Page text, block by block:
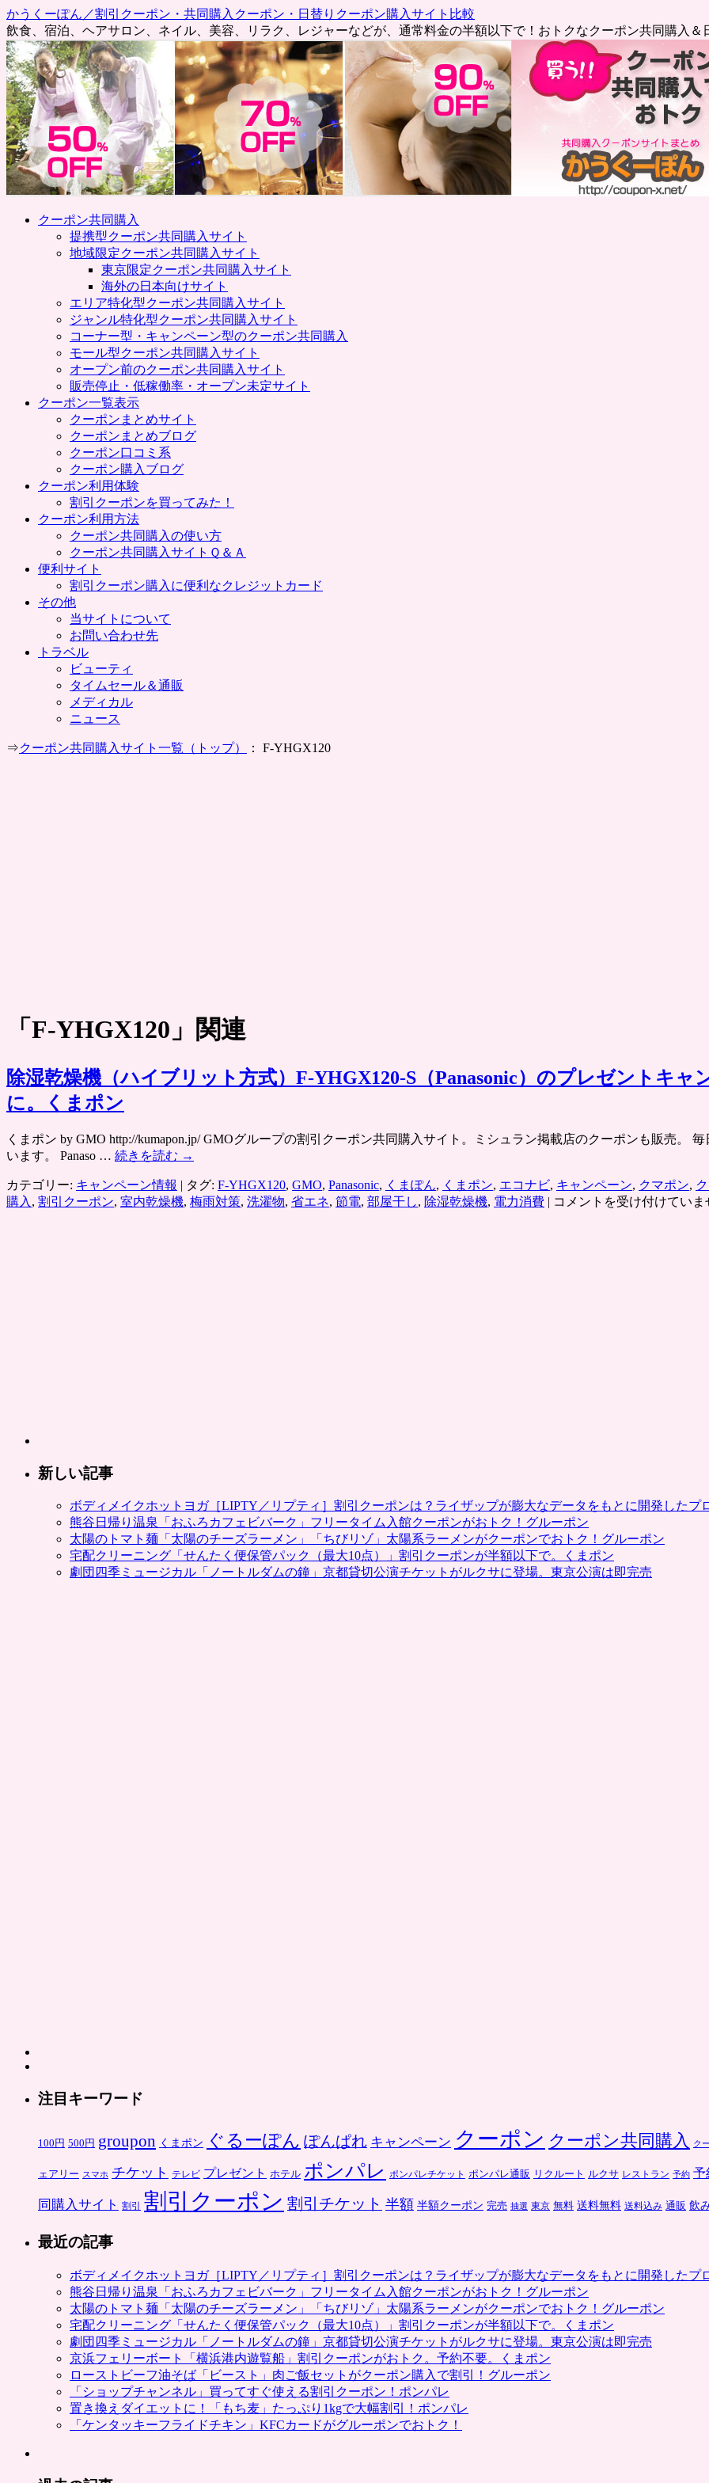
かうくーぽん／割引クーポン・共同購入クーポン・日替りクーポン購入サイト比較
飲食、宿泊、ヘアサロン、ネイル、美容、リラク、レジャーなどが、通常料金の半額以下で！おトクなクーポン共同購入
クーポン共同購入
提携型クーポン共同購入サイト
地域限定クーポン共同購入サイト
東京限定クーポン共同購入サイト
海外の日本向けサイト
エリア特化型クーポン共同購入サイト
ジャンル特化型クーポン共同購入サイト
コーナー型・キャンペーン型のクーポン共同購入
モール型クーポン共同購入サイト
オープン前のクーポン共同購入サイト
販売停止・低稼働率・オープン未定サイト
クーポン一覧表示
クーポンまとめサイト
クーポンまとめブログ
クーポン口コミ系
クーポン購入ブログ
クーポン利用体験
割引クーポンを買ってみた！
クーポン利用方法
クーポン共同購入の使い方
クーポン共同購入サイトＱ＆Ａ
便利サイト
割引クーポン購入に便利なクレジットカード
その他
当サイトについて
お問い合わせ先
トラベル
ビューティ
タイムセール＆通販
メディカル
ニュース
⇒クーポン共同購入サイト一覧（トップ） ： F-YHGX120
「 F-YHGX120 」関連
除湿乾燥機（ハイブリット方式）F-YHGX120-S（Panasonic）のプレゼントキャ
に。くまポン
くまポン by GMO http://kumapon.jp/ GMOグループの割引クーポン共同購入サイト。ミシュラン掲載店のクーポンも販売。
います。 Panaso … 続きを読む →
カテゴリー: キャンペーン情報 | タグ: F-YHGX120, GMO, Panasonic, くまぽん, くまポン, エコナビ, キャンペーン, クマポン,
購入 , 割引クーポン, 室内乾燥機, 梅雨対策, 洗濯物, 省エネ, 節電, 部屋干し, 除湿乾燥機, 電力消費 | 除
ゼ
ン
ト
キ
ャ
コメントを受け付けていま
新しい記事
ボディメイクホットヨガ［LIPTY／リプティ］割引クーポンは？ライザップが膨大なデータをもとに開発したプ
熊谷日帰り温泉「おふろカフェビバーク」フリータイム入館クーポンがおトク！グルーポン
太陽のトマト麺「太陽のチーズラーメン」「ちびリゾ」太陽系ラーメンがクーポンでおトク！グルーポン
宅配クリーニング「せんたく便保管パック（最大10点）」割引クーポンが半額以下で。くまポン
劇団四季ミュージカル「ノートルダムの鐘」京都貸切公演チケットがルクサに登場。東京公演は即完売
注目キーワード
100円 500円 groupon くまポン ぐるーぽん ぽんぱれ キャンペーン クーポン クーポン共同購入 ク
ェアリー スマホ チケット テレビ プレゼント ホテル ポンパレ ポンパレチケット ポンパレ通販 リクルート ルクサ レストラン 予約 予
同購入サイト 割引 割引クーポン 割引チケット 半額 半額クーポン 完売 抽選 東京 無料 送料無料 送料込み 通販 飲
最近の記事
ボディメイクホットヨガ［LIPTY／リプティ］割引クーポンは？ライザップが膨大なデータをもとに開発したプ
熊谷日帰り温泉「おふろカフェビバーク」フリータイム入館クーポンがおトク！グルーポン
太陽のトマト麺「太陽のチーズラーメン」「ちびリゾ」太陽系ラーメンがクーポンでおトク！グルーポン
宅配クリーニング「せんたく便保管パック（最大10点）」割引クーポンが半額以下で。くまポン
劇団四季ミュージカル「ノートルダムの鐘」京都貸切公演チケットがルクサに登場。東京公演は即完売
京浜フェリーボート「横浜港内遊覧船」割引クーポンがおトク。予約不要。くまポン
ローストビーフ油そば「ビースト」肉ご飯セットがクーポン購入で割引！グルーポン
「ショップチャンネル」買ってすぐ使える割引クーポン！ポンパレ
置き換えダイエットに！「もち麦」たっぷり1kgで大幅割引！ポンパレ
「ケンタッキーフライドチキン」KFCカードがグルーポンでおトク！